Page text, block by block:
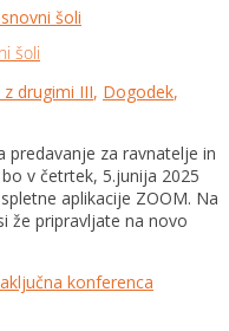
šoli
drugimi III, Dogodek,
predavanje za ravnatelje in
v četrtek, 5.junija 2025
aplikacije ZOOM. Na
že pripravljate na novo